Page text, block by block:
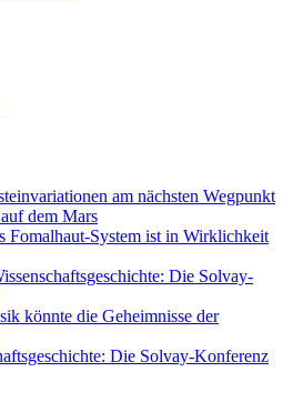
am nächsten Wegpunkt
dem Mars
Fomalhaut-System ist in Wirklichkeit
Die Solvay-
könnte die Geheimnisse der
Die Solvay-Konferenz